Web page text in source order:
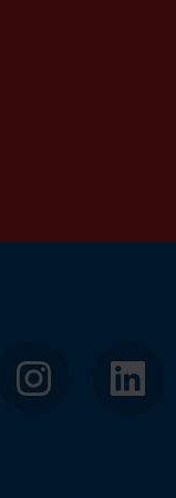
Instagram LinkedIn